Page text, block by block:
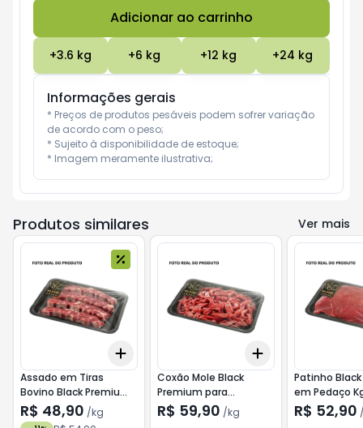
Adicionar ao carrinho
+3.6 kg +6 kg +12 kg +24 kg
Informações gerais
* Preços de produtos pesáveis podem sofrer variação
de acordo com o peso;
* Sujeito à disponibilidade de estoque;
* Imagem meramente ilustrativa;
Produtos similares Ver mais
Add
Assado em Tiras
Bovino Black Premium
Kg
R$ 48,90 /kg
Add
Coxão Mole Black
Premium para
Strogonoff Kg
R$ 59,90 /kg
Patinho
em Pedaço
R$ 52,90